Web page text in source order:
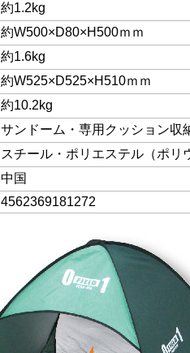
約1.2kg
約W500×D80×H500ｍｍ
約1.6kg
約W525×D525×H510ｍｍ
約10.2kg
サンドーム・専用クッション収
スチール・ポリエステル（ポリ
中国
4562369181272